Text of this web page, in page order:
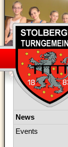
Navigation
News
Events